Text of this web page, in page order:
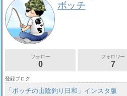
ボッチ
フォロー
0
フォロワー
7
登録ブログ
「ボッチの山陰釣り日和」インスタ版